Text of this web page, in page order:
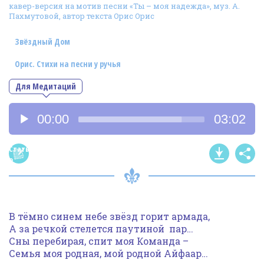
Фотогалерея
In English
Видео
Ииссиидиология
Номера песен
кавер-версия на мотив песни «Ты – моя надежда», муз. А.
Пахмутовой, автор текста Орис Орис
Для Медитаций
Звёздный Дом
Орис. Стихи на песни у ручья
Аудиоплеер
00:00 03:02
Статья
о
В тёмно синем небе звёзд горит армада,
А за речкой стелется паутиной пар…
Сны перебирая, спит моя Команда –
Семья моя родная, мой родной Айфаар…